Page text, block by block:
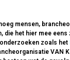
mensen,
die het hier mee eens
zoals het
VAN